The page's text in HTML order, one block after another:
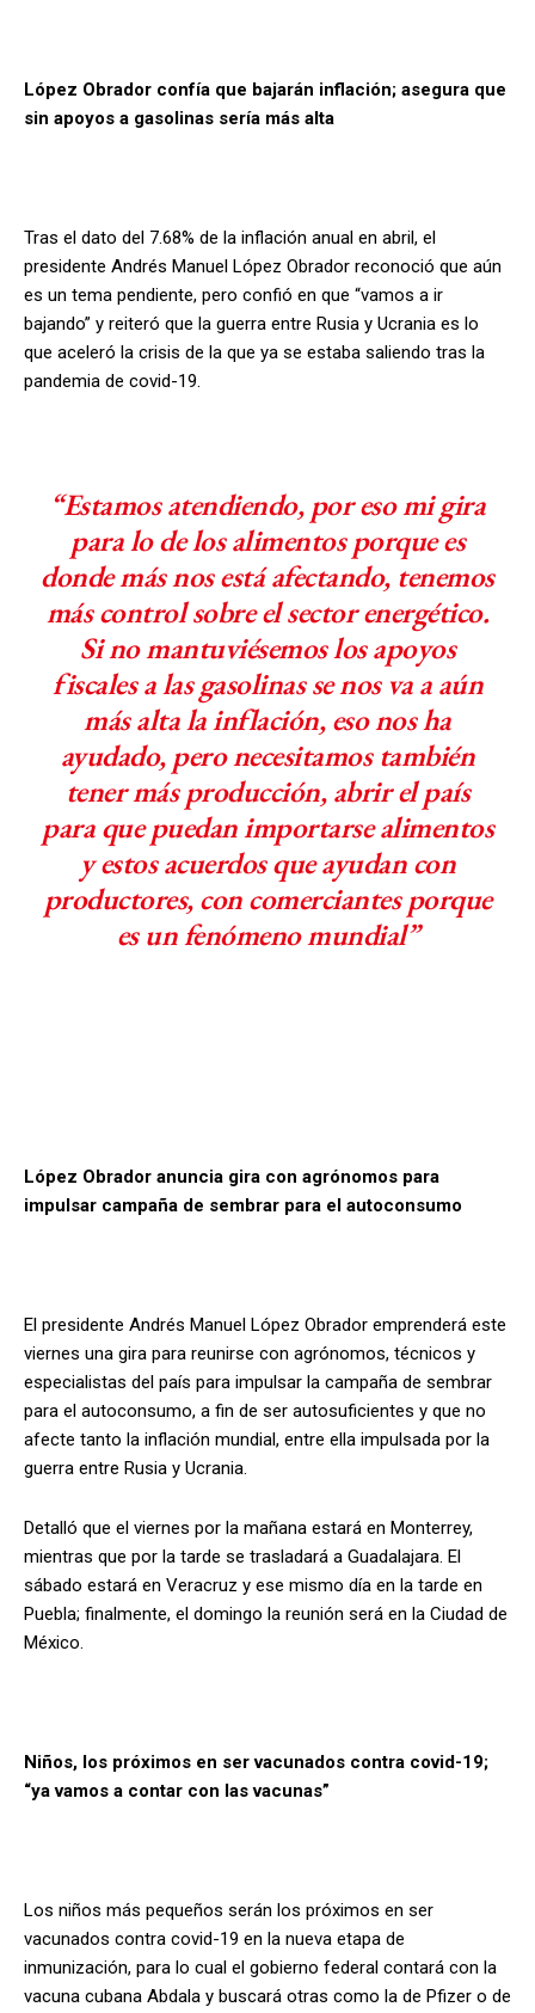
López Obrador confía que bajarán inflación; asegura que
sin apoyos a gasolinas sería más alta
Tras el dato del 7.68% de la inflación anual en abril, el
presidente Andrés Manuel López Obrador reconoció que aún
es un tema pendiente, pero confió en que “vamos a ir
bajando” y reiteró que la guerra entre Rusia y Ucrania es lo
que aceleró la crisis de la que ya se estaba saliendo tras la
pandemia de covid-19.
“Estamos atendiendo, por eso mi gira
para lo de los alimentos porque es
donde más nos está afectando, tenemos
más control sobre el sector energético.
Si no mantuviésemos los apoyos
fiscales a las gasolinas se nos va a aún
más alta la inflación, eso nos ha
ayudado, pero necesitamos también
tener más producción, abrir el país
para que puedan importarse alimentos
y estos acuerdos que ayudan con
productores, con comerciantes porque
es un fenómeno mundial”
López Obrador anuncia gira con agrónomos para
impulsar campaña de sembrar para el autoconsumo
El presidente Andrés Manuel López Obrador emprenderá este
viernes una gira para reunirse con agrónomos, técnicos y
especialistas del país para impulsar la campaña de sembrar
para el autoconsumo, a fin de ser autosuficientes y que no
afecte tanto la inflación mundial, entre ella impulsada por la
guerra entre Rusia y Ucrania.
Detalló que el viernes por la mañana estará en Monterrey,
mientras que por la tarde se trasladará a Guadalajara. El
sábado estará en Veracruz y ese mismo día en la tarde en
Puebla; finalmente, el domingo la reunión será en la Ciudad de
México.
Niños, los próximos en ser vacunados contra covid-19;
“ya vamos a contar con las vacunas”
Los niños más pequeños serán los próximos en ser
vacunados contra covid-19 en la nueva etapa de
inmunización, para lo cual el gobierno federal contará con la
vacuna cubana Abdala y buscará otras como la de Pfizer o de